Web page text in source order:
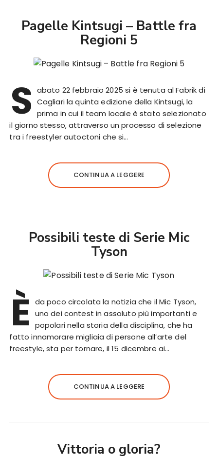
Pagelle Kintsugi – Battle fra
Regioni 5
S abato 22 febbraio 2025 si è tenuta al Fabrik di
Cagliari la quinta edizione della Kintsugi, la
prima in cui il team locale è stato selezionato
il giorno stesso, attraverso un processo di selezione
tra i freestyler autoctoni che si…
CONTINUA A LEGGERE
Possibili teste di Serie Mic
Tyson
È da poco circolata la notizia che il Mic Tyson,
uno dei contest in assoluto più importanti e
popolari nella storia della disciplina, che ha
fatto innamorare migliaia di persone all’arte del
freestyle, sta per tornare, il 15 dicembre ai…
CONTINUA A LEGGERE
Vittoria o gloria?